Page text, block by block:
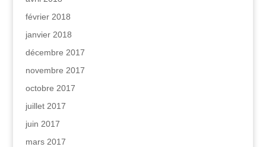
février 2018
janvier 2018
décembre 2017
novembre 2017
octobre 2017
juillet 2017
juin 2017
mars 2017